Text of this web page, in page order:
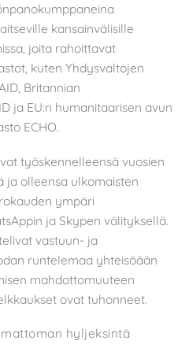
kansainvälisille
joita rahoittavat
kuten Yhdysvaltojen
Britannian
ja EU:n humanitaarisen avun
ECHO.
työskennelleensä vuosien
ja olleensa ulkomaisten
ympäri
ja Skypen välityksellä.
vastuun- ja
runtelemaa yhteisöään
mahdottomuuteen
ovat tuhonneet.
hyljeksintä